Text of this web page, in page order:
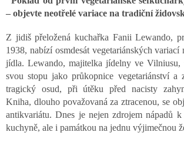
– objevte neotřelé variace na tradiční
Z jidiš přeložená kuchařka Fanii Lewando,
1938, nabízí osmdesát vegetariánských
jídla. Lewando, majitelka jídelny ve Vilniusu,
svou stopu jako průkopnice vegetariánství a
tragický osud, při útěku před nacisty
Kniha, dlouho považovaná za ztracenou, se
antikvariátu. Dnes je nejen zdrojem nápadů
kuchyně, ale i památkou na jednu výjimečnou